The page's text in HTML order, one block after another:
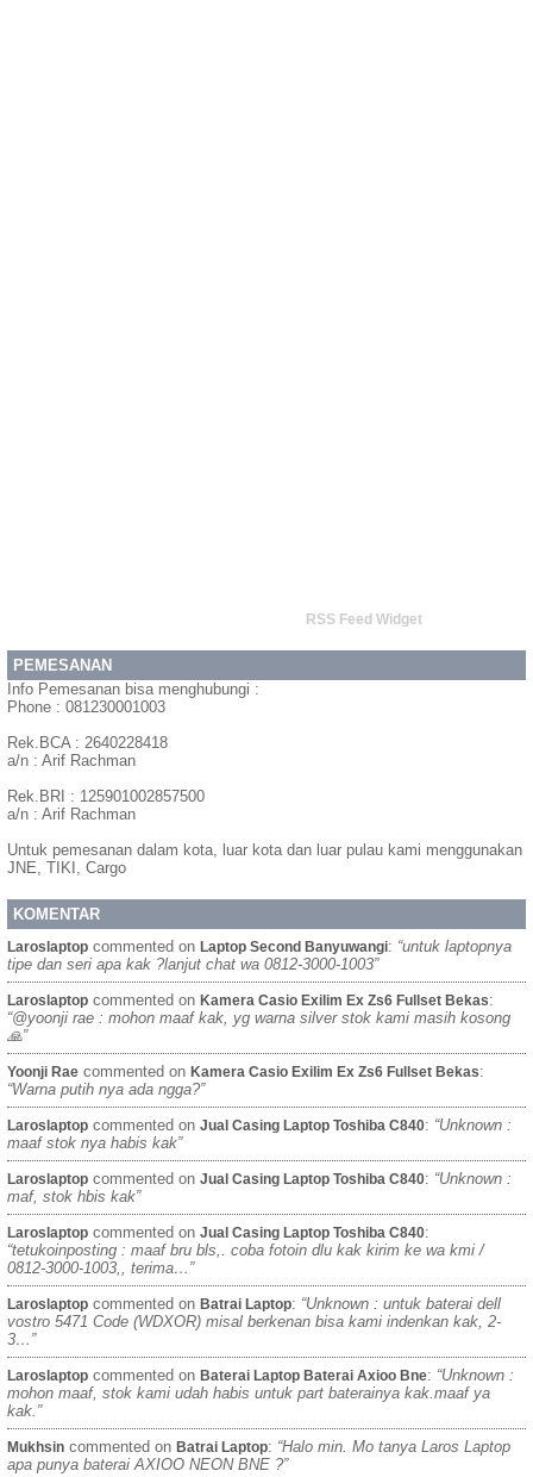
RSS Feed Widget
PEMESANAN
Info Pemesanan bisa menghubungi :
Phone : 081230001003
Rek.BCA : 2640228418
a/n : Arif Rachman
Rek.BRI : 125901002857500
a/n : Arif Rachman
Untuk pemesanan dalam kota, luar kota dan luar pulau kami menggunakan
JNE, TIKI, Cargo
KOMENTAR
Laroslaptop commented on Laptop Second Banyuwangi: “untuk laptopnya
tipe dan seri apa kak ?lanjut chat wa 0812-3000-1003”
Laroslaptop commented on Kamera Casio Exilim Ex Zs6 Fullset Bekas:
“@yoonji rae : mohon maaf kak, yg warna silver stok kami masih kosong
🙏”
Yoonji Rae commented on Kamera Casio Exilim Ex Zs6 Fullset Bekas:
“Warna putih nya ada ngga?”
Laroslaptop commented on Jual Casing Laptop Toshiba C840: “Unknown :
maaf stok nya habis kak”
Laroslaptop commented on Jual Casing Laptop Toshiba C840: “Unknown :
maf, stok hbis kak”
Laroslaptop commented on Jual Casing Laptop Toshiba C840:
“tetukoinposting : maaf bru bls,. coba fotoin dlu kak kirim ke wa kmi /
0812-3000-1003,, terima…”
Laroslaptop commented on Batrai Laptop: “Unknown : untuk baterai dell
vostro 5471 Code (WDXOR) misal berkenan bisa kami indenkan kak, 2-
3…”
Laroslaptop commented on Baterai Laptop Baterai Axioo Bne: “Unknown :
mohon maaf, stok kami udah habis untuk part baterainya kak.maaf ya
kak.”
Mukhsin commented on Batrai Laptop: “Halo min. Mo tanya Laros Laptop
apa punya baterai AXIOO NEON BNE ?”